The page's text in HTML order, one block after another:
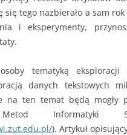
się tego nazbierało a sam rok
i eksperymenty,
tematyką
danych tekstowych
na ten temat będą mogły
Informatyki
). Artykuł